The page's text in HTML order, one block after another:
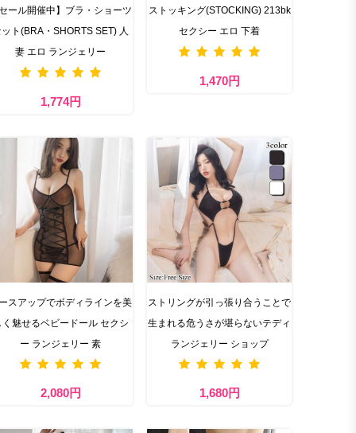
ール開催中】ブラ・ショーツ
ト(BRA・SHORTS SET) 人
妻 エロ ランジェリー
1,774円
ストッキング(STOCKING) 213bk
セクシー エロ 下着
1,470円
スアップでボディラインを美
く魅せるベビードール セクシ
ー ランジェリー 素
2,080円
ストリングが引っ張り合うことで
生まれる危うさが堪らないテディ
ランジェリー ショップ
1,680円